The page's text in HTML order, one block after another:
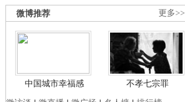
更多>>
微博推荐
中国城市幸福感
不孝七宗罪